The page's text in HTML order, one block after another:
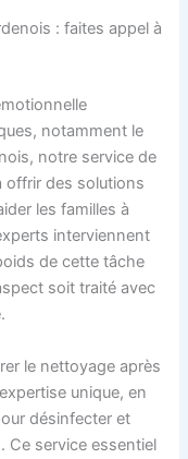
: faites appel à
notamment le
notre service de
offrir des solutions
les familles à
interviennent
de cette tâche
soit traité avec
le nettoyage après
unique, en
désinfecter et
Ce service essentiel